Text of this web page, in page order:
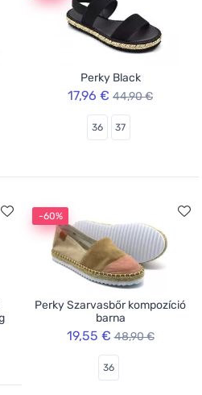
Perky Black
17,96 € 44,90 €
36 37
-60%
Perky Szarvasbőr kompozíció
barna
19,55 € 48,90 €
36